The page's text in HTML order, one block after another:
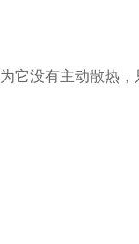
它没有主动散热